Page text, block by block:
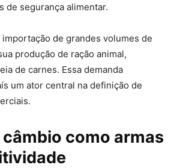
de segurança alimentar.
de grandes volumes de
produção de ração animal,
de carnes. Essa demanda
um ator central na definição de
como armas